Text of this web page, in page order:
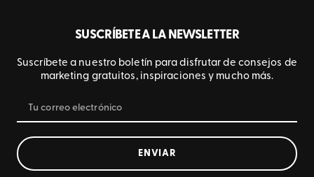
SUSCRÍBETE A LA NEWSLETTER
Suscríbete a nuestro boletín para disfrutar de consejos de
marketing gratuitos, inspiraciones y mucho más.
ENVIAR